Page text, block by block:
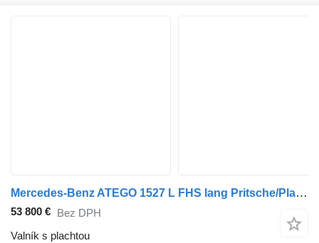
Mercedes-Benz ATEGO 1527 L FHS lang Pritsche/Plane 7,30 m
53 800 € Bez DPH
Valník s plachtou